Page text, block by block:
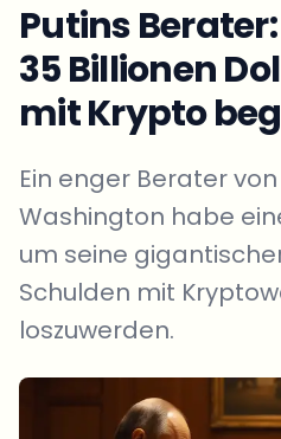
Putins
35 Billionen
mit Krypto
Ein enger Berater
Washington habe
um seine
Schulden mit
loszuwerden.